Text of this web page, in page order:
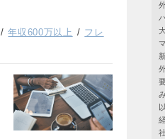
年収600万以上
フレ